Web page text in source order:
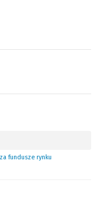
fundusze rynku